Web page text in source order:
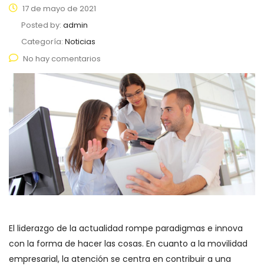
17 de mayo de 2021
Posted by: admin
Categoría: Noticias
No hay comentarios
El liderazgo de la actualidad rompe paradigmas e innova
con la forma de hacer las cosas. En cuanto a la movilidad
empresarial, la atención se centra en contribuir a una